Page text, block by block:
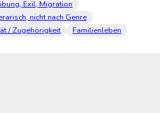
Exil, Migration
nicht nach Genre
/ Zugehörigkeit
Familienleben